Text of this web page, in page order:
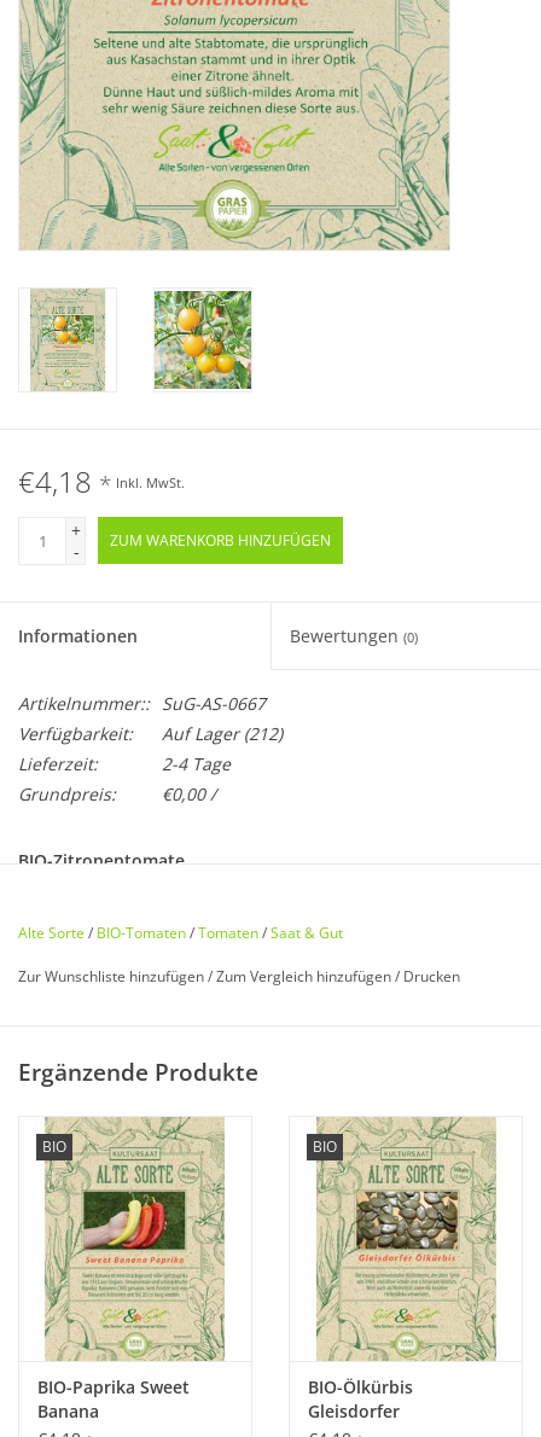
€4,18 * Inkl. MwSt.
+
-
ZUM WARENKORB HINZUFÜGEN
Informationen Bewertungen (0)
Artikelnummer:: SuG-AS-0667
Verfügbarkeit:
Auf Lager(212)
Lieferzeit:
2-4 Tage
Grundpreis:
€0,00 /
BIO-Zitronentomate
Historisches Saatgut von Saat & Gut
Entdecken Sie unsereseltene historische Tomatewieder, die
fast in Vergessenheit geraten ist!
Seltene und alte Stabtomate, die ursprünglich aus
Kasachstan stammt und in ihrer Optik einerZitroneähnelt.
DünneHaut undsüßlich-mildes Aroma mitsehr wenig Säure
zeichnen diese Sorte aus.
Alte Sorte / BIO-Tomaten/Tomaten/Saat & Gut
Zur Wunschliste hinzufügen/Zum Vergleich hinzufügen/ Drucken
Ergänzende Produkte
BIO
BIO-Paprika Sweet
Banana
BIO
BIO-Ölkürbis
Gleisdorfer